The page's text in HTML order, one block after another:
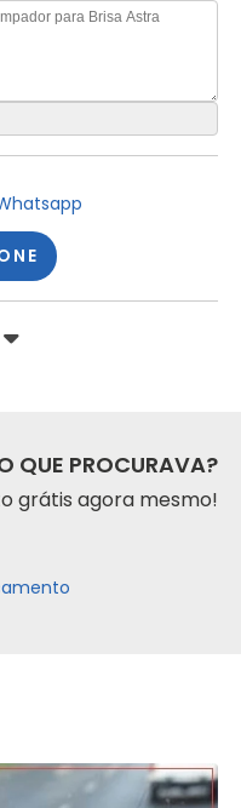
QUE PROCURAVA?
grátis agora mesmo!